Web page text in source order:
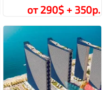
от 290$ + 350р.